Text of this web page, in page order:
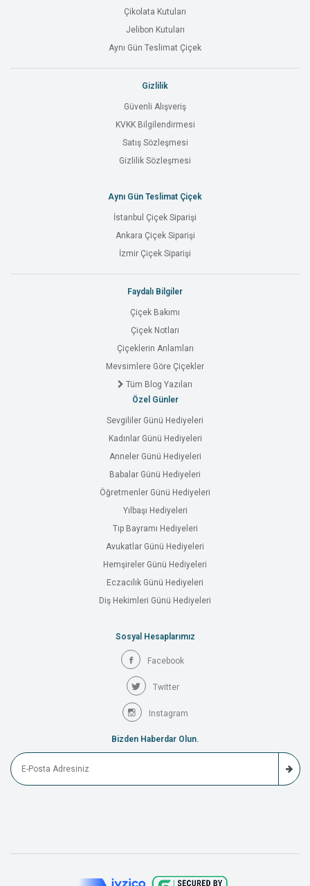
Çikolata Kutuları
Jelibon Kutuları
Aynı Gün Teslimat Çiçek
Gizlilik
Güvenli Alışveriş
KVKK Bilgilendirmesi
Satış Sözleşmesi
Gizlilik Sözleşmesi
Aynı Gün Teslimat Çiçek
İstanbul Çiçek Siparişi
Ankara Çiçek Siparişi
İzmir Çiçek Siparişi
Faydalı Bilgiler
Çiçek Bakımı
Çiçek Notları
Çiçeklerin Anlamları
Mevsimlere Göre Çiçekler
Tüm Blog Yazıları
Özel Günler
Sevgililer Günü Hediyeleri
Kadınlar Günü Hediyeleri
Anneler Günü Hediyeleri
Babalar Günü Hediyeleri
Öğretmenler Günü Hediyeleri
Yılbaşı Hediyeleri
Tıp Bayramı Hediyeleri
Avukatlar Günü Hediyeleri
Hemşireler Günü Hediyeleri
Eczacılık Günü Hediyeleri
Diş Hekimleri Günü Hediyeleri
Sosyal Hesaplarımız
Facebook
Twitter
Instagram
Bizden Haberdar Olun.